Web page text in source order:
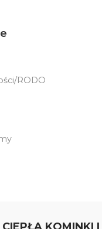
RODO